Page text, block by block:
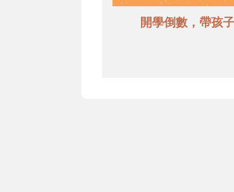
開學倒數，帶孩